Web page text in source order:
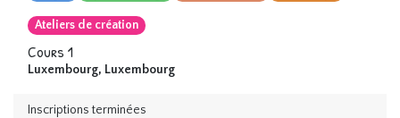
Ateliers de création
Cours 1
Luxembourg, Luxembourg
Inscriptions terminées